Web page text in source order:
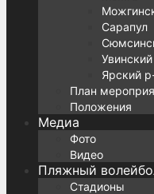
Сарапул
Ярский
План
Положения
Медиа
Фото
Видео
Пляжный
Стадионы